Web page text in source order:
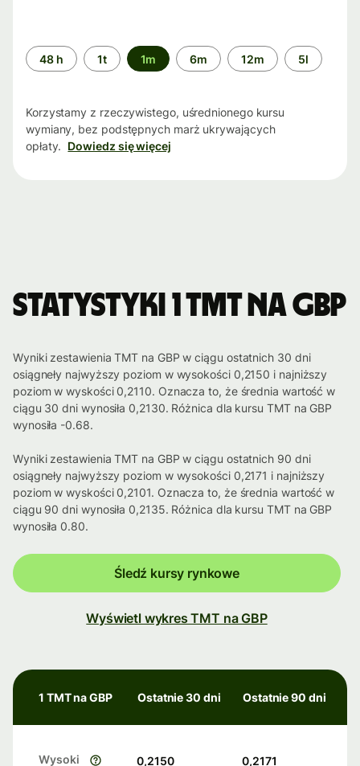
Przedział
czasu
48 h 1t 1m 6m 12m 5l
Korzystamy z rzeczywistego, uśrednionego kursu
wymiany, bez podstępnych marż ukrywających
opłaty. Dowiedz się więcej
Statystyki 1 TMT na GBP
Wyniki zestawienia TMT na GBP w ciągu ostatnich 30 dni
osiągneły najwyższy poziom w wysokości 0,2150 i najniższy
poziom w wyskości 0,2110. Oznacza to, że średnia wartość w
ciągu 30 dni wynosiła 0,2130. Różnica dla kursu TMT na GBP
wynosiła -0.68.
Wyniki zestawienia TMT na GBP w ciągu ostatnich 90 dni
osiągneły najwyższy poziom w wysokości 0,2171 i najniższy
poziom w wyskości 0,2101. Oznacza to, że średnia wartość w
ciągu 90 dni wynosiła 0,2135. Różnica dla kursu TMT na GBP
wynosiła 0.80.
Śledź kursy rynkowe
Wyświetl wykres TMT na GBP
1 TMT na GBP Ostatnie 30 dni Ostatnie 90 dni
Wysoki 0,2150 0,2171